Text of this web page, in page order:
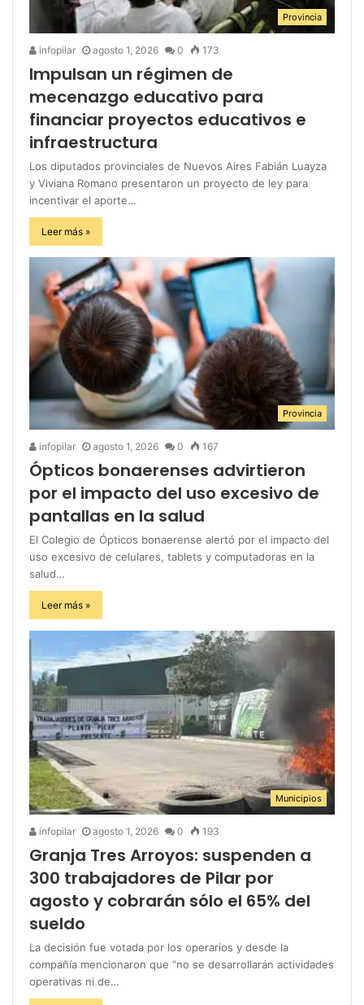
Provincia
infopilar agosto 1, 2026 0 173
Impulsan un régimen de
mecenazgo educativo para
financiar proyectos educativos e
infraestructura
Los diputados provinciales de Nuevos Aires Fabián Luayza
y Viviana Romano presentaron un proyecto de ley para
incentivar el aporte…
Leer más »
Provincia
infopilar agosto 1, 2026 0 167
Ópticos bonaerenses advirtieron
por el impacto del uso excesivo de
pantallas en la salud
El Colegio de Ópticos bonaerense alertó por el impacto del
uso excesivo de celulares, tablets y computadoras en la
salud…
Leer más »
Municipios
infopilar agosto 1, 2026 0 193
Granja Tres Arroyos: suspenden a
300 trabajadores de Pilar por
agosto y cobrarán sólo el 65% del
sueldo
La decisión fue votada por los operarios y desde la
compañía mencionaron que “no se desarrollarán actividades
operativas ni de…